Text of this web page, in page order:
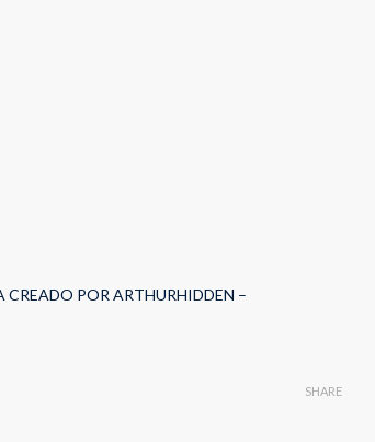
CREADO POR ARTHURHIDDEN –
SHARE